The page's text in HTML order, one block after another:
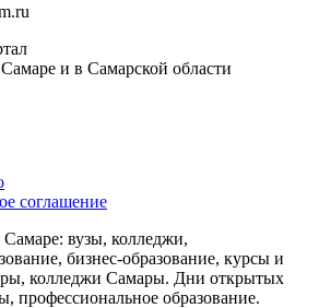
и в Самарской области
соглашение
вузы, колледжи,
бизнес-образование, курсы и
колледжи Самары. Дни открытых
профессиональное образование.